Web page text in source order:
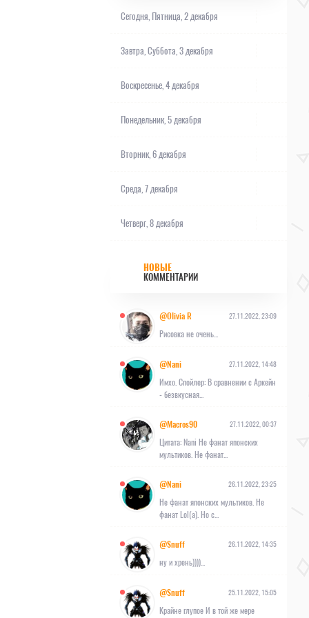
Сегодня, Пятница, 2 декабря
Завтра, Суббота, 3 декабря
Воскресенье, 4 декабря
Понедельник, 5 декабря
Вторник, 6 декабря
Среда, 7 декабря
Четверг, 8 декабря
НОВЫЕ
КОММЕНТАРИИ
@Olivia R 27.11.2022, 23:09
Рисовка не очень...
@Nani 27.11.2022, 14:48
Имхо. Спойлер: В сравнении с Аркейн
- безвкусная...
@Macros90 27.11.2022, 00:37
Цитата: Nani Не фанат японских
мультиков. Не фанат...
@Nani 26.11.2022, 23:25
Не фанат японских мультиков. Не
фанат Lol(а). Но с...
@Snuff 26.11.2022, 14:35
ну и хрень))))...
@Snuff 25.11.2022, 15:05
Крайне глупое И в той же мере